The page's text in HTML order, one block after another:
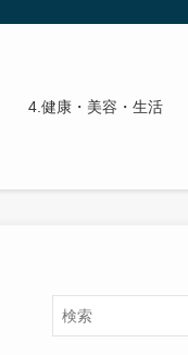
4.健康・美容・生活